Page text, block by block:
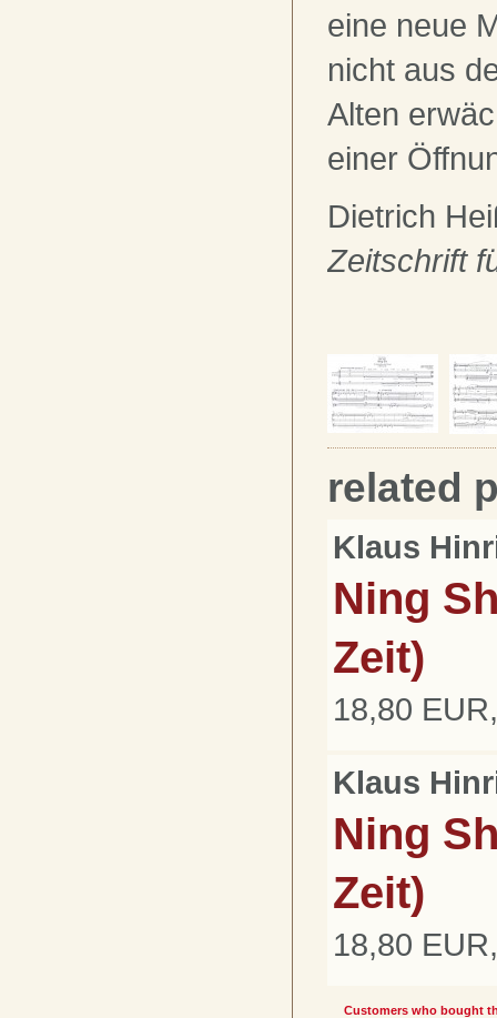
eine neue
nicht aus
Alten
einer
Dietrich
Zeitschrift
related
Klaus
Ning
Zeit)
18,80
Klaus
Ning
Zeit)
18,80
Customers who bought